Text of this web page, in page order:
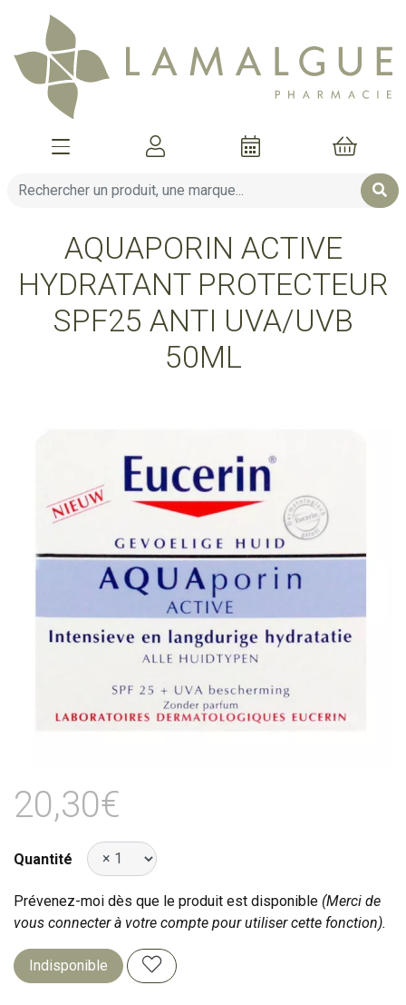
Afficher la navigation
Mon
AQUAPORIN ACTIVE
HYDRATANT PROTECTEUR
SPF25 ANTI UVA/UVB
50ML
20,30€
Quantité
Prévenez-moi dès que le produit est disponible (Merci de
vous connecter à votre compte pour utiliser cette fonction).
Indisponible